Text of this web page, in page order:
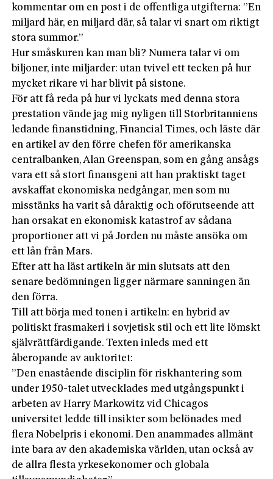
kommentar om en post i de offentliga utgifterna: ”En
miljard här, en miljard där, så talar vi snart om riktigt
stora summor.”
Hur småskuren kan man bli? Numera talar vi om
biljoner, inte miljarder: utan tvivel ett tecken på hur
mycket rikare vi har blivit på sistone.
För att få reda på hur vi lyckats med denna stora
prestation vände jag mig nyligen till Storbritanniens
ledande finanstidning, Financial Times, och läste där
en artikel av den förre chefen för amerikanska
centralbanken, Alan Greenspan, som en gång ansågs
vara ett så stort finansgeni att han praktiskt taget
avskaffat ekonomiska nedgångar, men som nu
misstänks ha varit så dåraktig och oförutseende att
han orsakat en ekonomisk katastrof av sådana
proportioner att vi på Jorden nu måste ansöka om
ett lån från Mars.
Efter att ha läst artikeln är min slutsats att den
senare bedömningen ligger närmare sanningen än
den förra.
Till att börja med tonen i artikeln: en hybrid av
politiskt frasmakeri i sovjetisk stil och ett lite lömskt
självrättfärdigande. Texten inleds med ett
åberopande av auktoritet:
”Den enastående disciplin för riskhantering som
under 1950-talet utvecklades med utgångspunkt i
arbeten av Harry Markowitz vid Chicagos
universitet ledde till insikter som belönades med
flera Nobelpris i ekonomi. Den anammades allmänt
inte bara av den akademiska världen, utan också av
de allra flesta yrkesekonomer och globala